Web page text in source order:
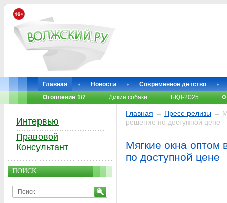
Главная Новости
Современное детство
Отопление 1/7
Дикие собаки БКД-2025
Главная → Пресс-релизы →
решение по доступной цене
Мягкие окна
по доступной цене
Интервью
Правовой
Консультант
ПОИСК